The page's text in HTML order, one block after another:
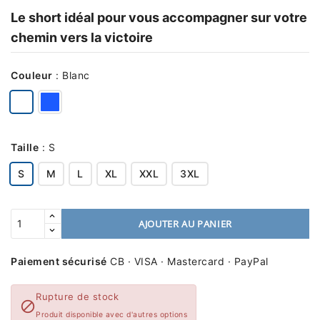
Le short idéal pour vous accompagner sur votre
chemin vers la victoire
Couleur : Blanc
Taille : S
S M L XL XXL 3XL
AJOUTER AU PANIER
Paiement sécurisé CB · VISA · Mastercard · PayPal

Rupture de stock
Produit disponible avec d'autres options